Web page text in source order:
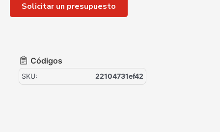
Solicitar un presupuesto
Códigos
SKU: 22104731ef42